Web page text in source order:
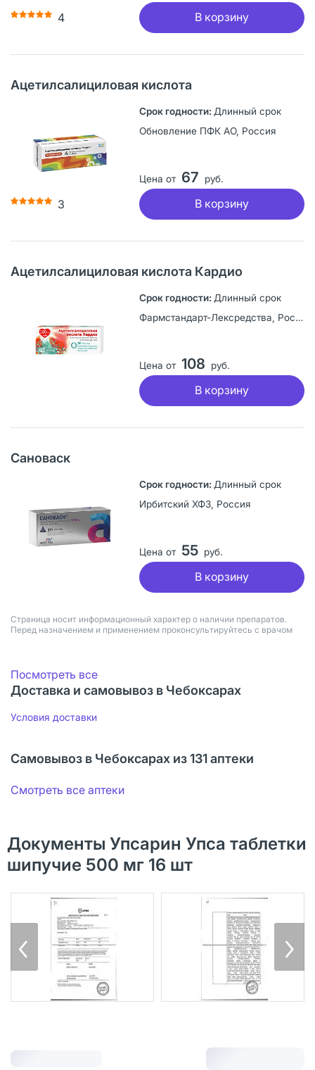
4 В корзину
Ацетилсалициловая кислота
3
Длинный срок
Обновление ПФК АО, Россия
Цена от 67 руб.
В корзину
Ацетилсалициловая кислота Кардио
Длинный срок
Фармстандарт-Лексредства, Россия
Цена от 108 руб.
В корзину
Сановаск
Длинный срок
Ирбитский ХФЗ, Россия
Цена от 55 руб.
В корзину
Страница носит информационный характер о наличии препаратов.
Перед назначением и применением проконсультируйтесь с врачом
Посмотреть все
Доставка и самовывоз в Чебоксарах
Условия доставки
Самовывоз в Чебоксарах из 131 аптеки
Смотреть все аптеки
Документы Упсарин Упса таблетки
шипучие 500 мг 16 шт